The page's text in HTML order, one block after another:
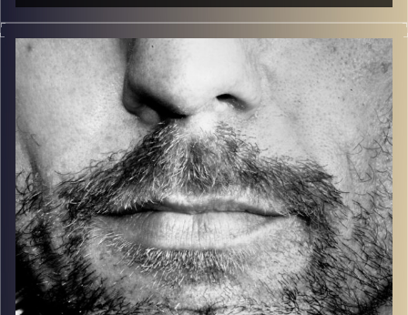
זיפים, מוזיקה מחוספסת של הופעות חיות. הרבה ג'אם, רוק,
בלוז, bluegrass, ג'אז, Fאנק, פרוגרסיב ואפילו אלקטרוניקה.
כל מה שחי, אמיתי ונושם.
עם שמוליק רגב.
קרדיט תמונות: David Goehring